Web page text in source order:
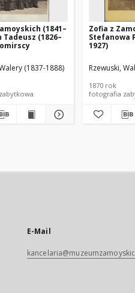
(1841–
Tadeusz (1826–
(1837-1888)
Zofia z
Stefanowa
1927)
Rzewuski,
1870 rok
fotografia
E-Mail